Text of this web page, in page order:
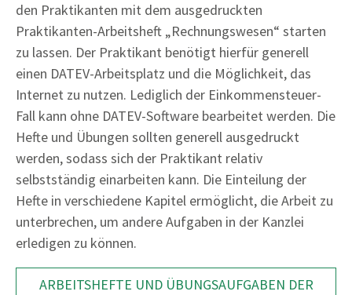
den Praktikanten mit dem ausgedruckten
Praktikanten-Arbeitsheft „Rechnungswesen“ starten
zu lassen. Der Praktikant benötigt hierfür generell
einen DATEV-Arbeitsplatz und die Möglichkeit, das
Internet zu nutzen. Lediglich der Einkommensteuer-
Fall kann ohne DATEV-Software bearbeitet werden. Die
Hefte und Übungen sollten generell ausgedruckt
werden, sodass sich der Praktikant relativ
selbstständig einarbeiten kann. Die Einteilung der
Hefte in verschiedene Kapitel ermöglicht, die Arbeit zu
unterbrechen, um andere Aufgaben in der Kanzlei
erledigen zu können.
ARBEITSHEFTE UND ÜBUNGSAUFGABEN DER